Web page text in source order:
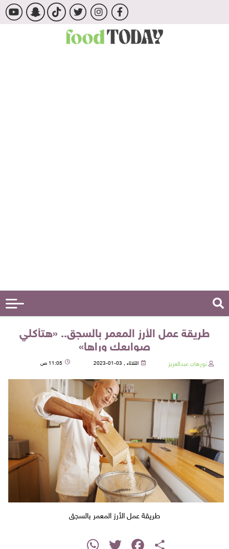
طريقة عمل الأرز المعمر بالسجق.. «هتأكلي
صوابعك وراها»
نورهان عبدالعزيز الثلاثاء , 03-01-2023 11:05 ص
طريقة عمل الأرز المعمر بالسجق
Share
Facebook
Twitter
WhatsApp